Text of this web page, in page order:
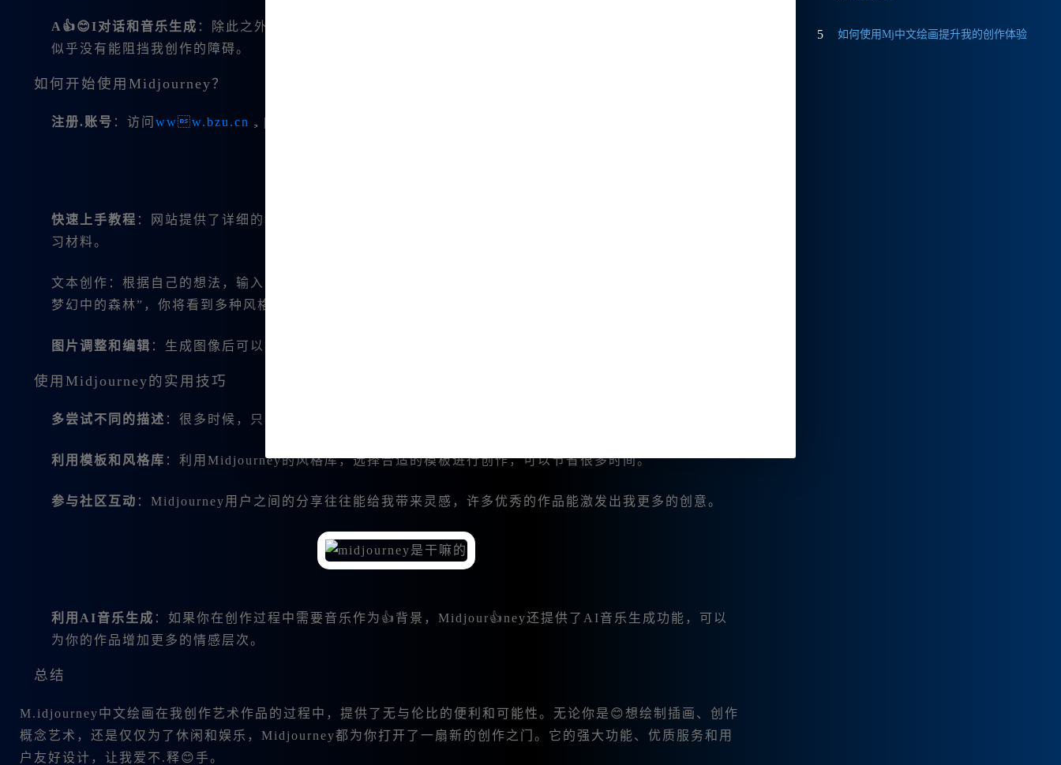
A👍😊I对话和音乐生成 ：除此之外，Midjourney还支持AI对话和音乐生成，各种功能的整合，让这个平台
似乎没有能阻挡我创作的障碍。
如何开始使用Midjourney？
注册.账号 ：访问 www.bzu.cn ，|创建一个账户。注册后‚ 用户可享受多种新用户福利。
快速上手教程 ：网站提供了详细的教程，无论你是零基础新手还是有一定经验的用户，你都能找到适合你的学
习材料。
文本创作：根据自己的想法，输入简洁明了的描述，Midjourney则会为👍你生成多张图像。比如，输入“一个
梦幻中的森林”，你将看到多种风格的森林图像。
图片调整和编辑 ：生成图像后可以根据需要进行调整，尝试不同的效果，直到满意为止。
使用Midjourney的实用技巧
多尝试不同的描述 ：很多时候，只要稍微改变一下描述的措辞，生成的图像效果就会大相径庭。
利用模板和风格库 ：利用Midjourney的风格库，选择合适的模板进行创作，可以节省很多时间。
参与社区互动 ：Midjourney用户之间的分享往往能给我带来灵感，许多优秀的作品能激发出我更多的创意。
利用AI音乐生成 ：如果你在创作过程中需要音乐作为👍背景，Midjour👍ney还提供了AI音乐生成功能，可以
为你的作品增加更多的情感层次。
总结
M.idjourney中文绘画在我创作艺术作品的过程中，提供了无与伦比的便利和可能性。无论你是😊想绘制插画、创作
概念艺术，还是仅仅为了休闲和娱乐，Midjourney都为你打开了一扇新的创作之门。它的强大功能、优质服务和用
户友好设计，让我爱不.释😊手。
5 如何使用Mj中文绘画提升我的创作体验